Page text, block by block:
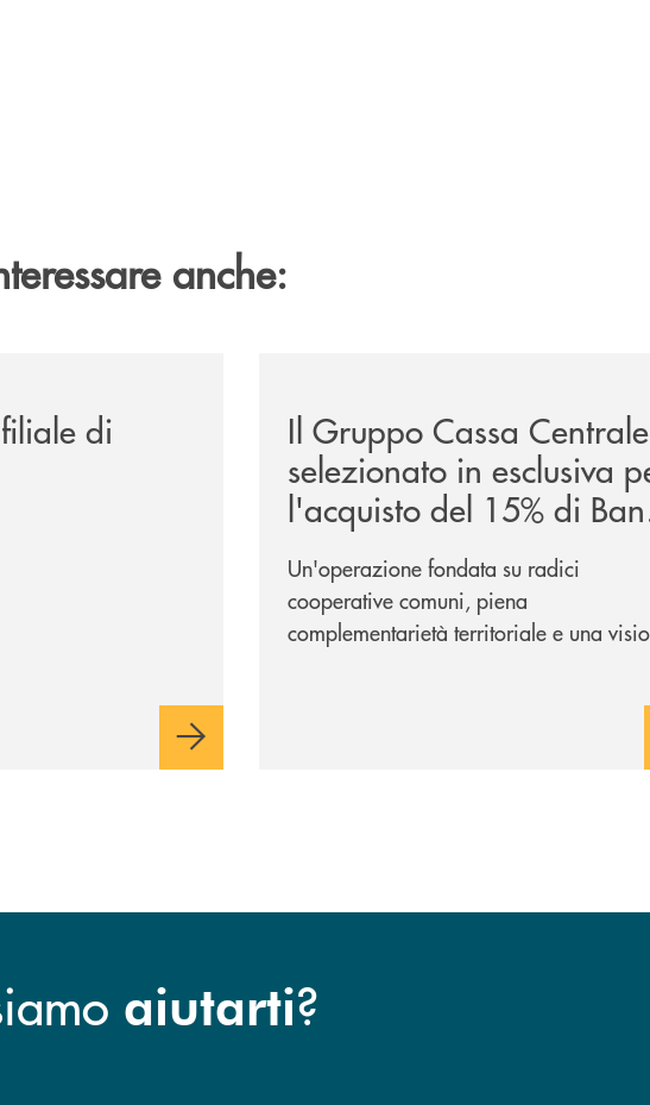
anche:
di
Il Gruppo Cassa Centrale
selezionato in esclusiva
l'acquisto del 15% di
Cambiano 1884
Un'operazione fondata su radici
cooperative comuni, piena
complementarietà territoriale e una
aiutarti?